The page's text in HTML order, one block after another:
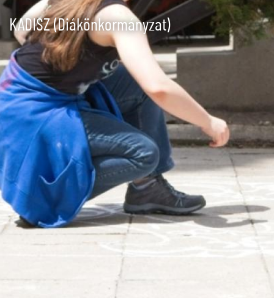
KADISZ (Diákönkormányzat)